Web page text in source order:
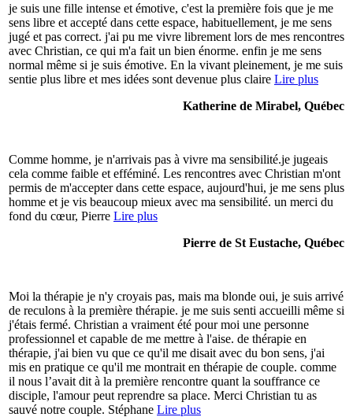
je suis une fille intense et émotive, c'est la première fois que je me
sens libre et accepté dans cette espace, habituellement, je me sens
jugé et pas correct. j'ai pu me vivre librement lors de mes rencontres
avec Christian, ce qui m'a fait un bien énorme. enfin je me sens
normal même si je suis émotive. En la vivant pleinement, je me suis
sentie plus libre et mes idées sont devenue plus claire Lire plus
Katherine de Mirabel, Québec
Comme homme, je n'arrivais pas à vivre ma sensibilité.je jugeais
cela comme faible et efféminé. Les rencontres avec Christian m'ont
permis de m'accepter dans cette espace, aujourd'hui, je me sens plus
homme et je vis beaucoup mieux avec ma sensibilité. un merci du
fond du cœur, Pierre Lire plus
Pierre de St Eustache, Québec
Moi la thérapie je n'y croyais pas, mais ma blonde oui, je suis arrivé
de reculons à la première thérapie. je me suis senti accueilli même si
j'étais fermé. Christian a vraiment été pour moi une personne
professionnel et capable de me mettre à l'aise. de thérapie en
thérapie, j'ai bien vu que ce qu'il me disait avec du bon sens, j'ai
mis en pratique ce qu'il me montrait en thérapie de couple. comme
il nous l’avait dit à la première rencontre quant la souffrance ce
disciple, l'amour peut reprendre sa place. Merci Christian tu as
sauvé notre couple. Stéphane Lire plus